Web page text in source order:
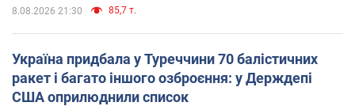
8.08.2026 21:30 85,7 т.
Україна придбала у Туреччини 70 балістичних
ракет і багато іншого озброєння: у Держдепі
США оприлюднили список